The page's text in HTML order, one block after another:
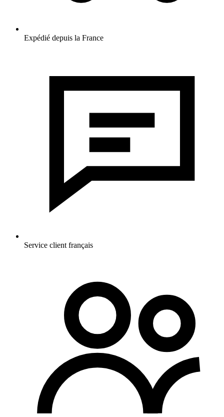
Expédié depuis la France
Service client français